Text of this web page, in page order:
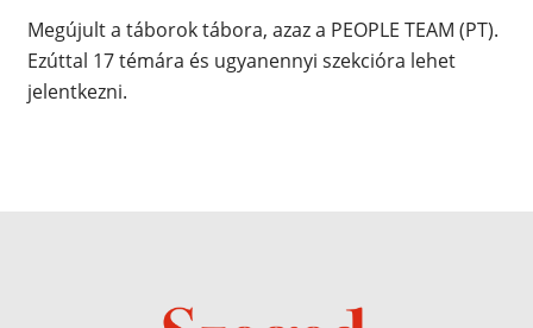
Megújult a táborok tábora, azaz a PEOPLE TEAM (PT).
Ezúttal 17 témára és ugyanennyi szekcióra lehet
jelentkezni.